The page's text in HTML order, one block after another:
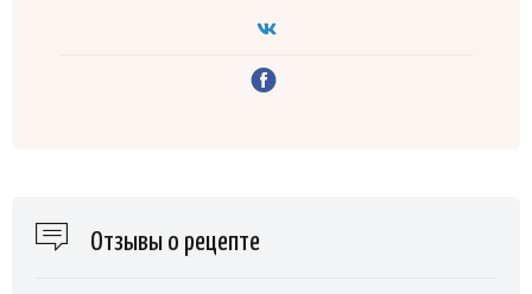
Отзывы о рецепте